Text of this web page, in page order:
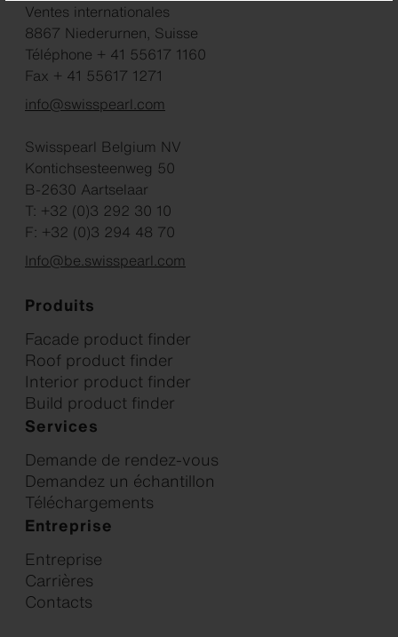
Ventes internationales
8867 Niederurnen, Suisse
Téléphone + 41 55617 1160
Fax + 41 55617 1271
info@swisspearl.com
Swisspearl Belgium NV
Kontichsesteenweg 50
B-2630 Aartselaar
T: +32 (0)3 292 30 10
F: +32 (0)3 294 48 70
Info@be.swisspearl.com
Produits
Facade product finder
Roof product finder
Interior product finder
Build product finder
Services
Demande de rendez-vous
Demandez un échantillon
Téléchargements
Entreprise
Entreprise
Carrières
Contacts